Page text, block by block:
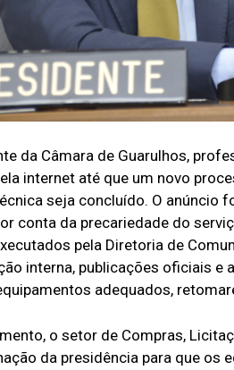
da Câmara de Guarulhos,
internet até que um novo
seja concluído. O anúncio
conta da precariedade do
pela Diretoria de
interna, publicações oficiais e
adequados,
o setor de Compras,
da presidência para que os